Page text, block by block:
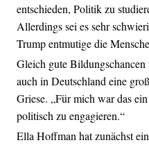
entschieden, Politik zu
Allerdings sei es sehr
Trump entmutige die
Gleich gute
auch in Deutschland eine
Griese. „Für mich war das
politisch zu engagieren.“
Ella Hoffman hat zunächst